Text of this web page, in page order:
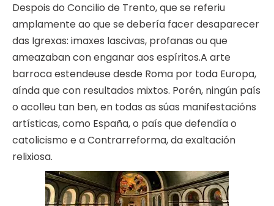
Despois do Concilio de Trento, que se referiu
amplamente ao que se debería facer desaparecer
das Igrexas: imaxes lascivas, profanas ou que
ameazaban con enganar aos espíritos.A arte
barroca estendeuse desde Roma por toda Europa,
aínda que con resultados mixtos. Porén, ningún país
o acolleu tan ben, en todas as súas manifestacións
artísticas, como España, o país que defendía o
catolicismo e a Contrarreforma, da exaltación
relixiosa.